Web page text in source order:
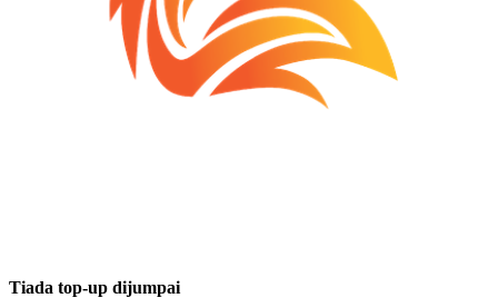
Tiada top-up dijumpai